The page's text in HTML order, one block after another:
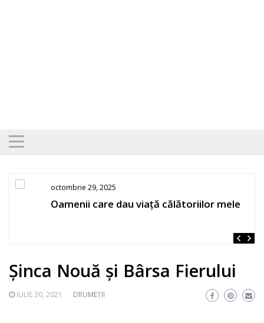
octombrie 29, 2025
Oamenii care dau viață călătoriilor mele
Șinca Nouă și Bârsa Fierului
IULIE 30, 2021 DRUMEȚII